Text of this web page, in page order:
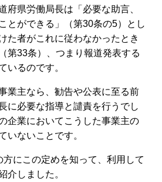
府県労働局長は「必要な助言、
とができる」（第30条の5）とし
た者がこれに従わなかったとき
第33条）、つまり報道発表する
いるのです。
業主なら、勧告や公表に至る前
に必要な指導と譴責を行うでし
企業においてこうした事業主の
いないことです。
にこの定めを知って、利用して
介しました。